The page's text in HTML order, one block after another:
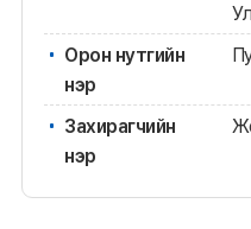
Орон нутгийн
нэр
Захирагчийн
нэр